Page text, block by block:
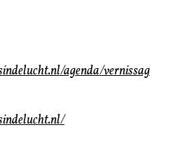
agenda/vernissag